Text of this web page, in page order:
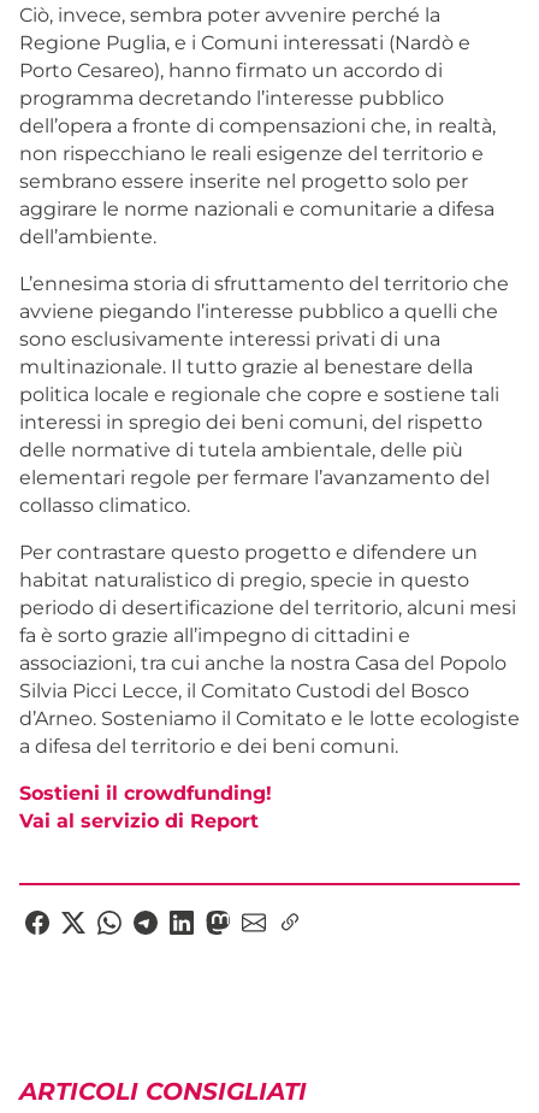
Ciò, invece, sembra poter avvenire perché la
Regione Puglia, e i Comuni interessati (Nardò e
Porto Cesareo), hanno firmato un accordo di
programma decretando l’interesse pubblico
dell’opera a fronte di compensazioni che, in realtà,
non rispecchiano le reali esigenze del territorio e
sembrano essere inserite nel progetto solo per
aggirare le norme nazionali e comunitarie a difesa
dell’ambiente.
L’ennesima storia di sfruttamento del territorio che
avviene piegando l’interesse pubblico a quelli che
sono esclusivamente interessi privati di una
multinazionale. Il tutto grazie al benestare della
politica locale e regionale che copre e sostiene tali
interessi in spregio dei beni comuni, del rispetto
delle normative di tutela ambientale, delle più
elementari regole per fermare l’avanzamento del
collasso climatico.
Per contrastare questo progetto e difendere un
habitat naturalistico di pregio, specie in questo
periodo di desertificazione del territorio, alcuni mesi
fa è sorto grazie all’impegno di cittadini e
associazioni, tra cui anche la nostra Casa del Popolo
Silvia Picci Lecce, il Comitato Custodi del Bosco
d’Arneo. Sosteniamo il Comitato e le lotte ecologiste
a difesa del territorio e dei beni comuni.
Sostieni il crowdfunding!
Vai al servizio di Report
ARTICOLI CONSIGLIATI